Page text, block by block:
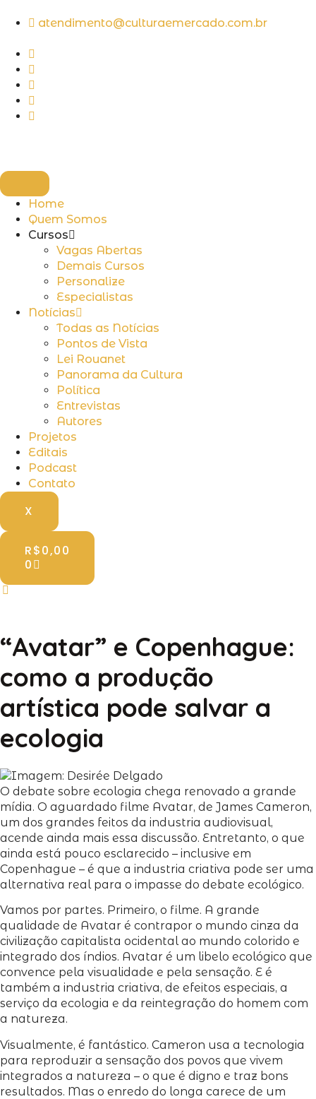
atendimento@culturaemercado.com.br
Home
Quem Somos
Cursos
Vagas Abertas
Demais Cursos
Personalize
Especialistas
Notícias
Todas as Notícias
Pontos de Vista
Lei Rouanet
Panorama da Cultura
Política
Entrevistas
Autores
Projetos
Editais
Podcast
Contato
X
R$0,00
0
“Avatar” e Copenhague:
como a produção
artística pode salvar a
ecologia
O debate sobre ecologia chega renovado a grande
mídia. O aguardado filme Avatar, de James Cameron,
um dos grandes feitos da industria audiovisual,
acende ainda mais essa discussão. Entretanto, o que
ainda está pouco esclarecido – inclusive em
Copenhague – é que a industria criativa pode ser uma
alternativa real para o impasse do debate ecológico.
Vamos por partes. Primeiro, o filme. A grande
qualidade de Avatar é contrapor o mundo cinza da
civilização capitalista ocidental ao mundo colorido e
integrado dos índios. Avatar é um libelo ecológico que
convence pela visualidade e pela sensação. E é
também a industria criativa, de efeitos especiais, a
serviço da ecologia e da reintegração do homem com
a natureza.
Visualmente, é fantástico. Cameron usa a tecnologia
para reproduzir a sensação dos povos que vivem
integrados a natureza – o que é digno e traz bons
resultados. Mas o enredo do longa carece de um